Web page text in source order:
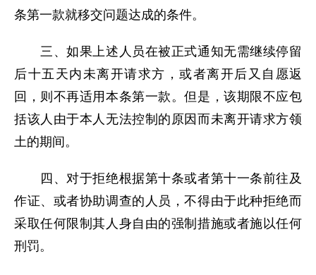
条第一款就移交问题达成的条件。
三、如果上述人员在被正式通知无需继续停留
后十五天内未离开请求方，或者离开后又自愿返
回，则不再适用本条第一款。但是，该期限不应包
括该人由于本人无法控制的原因而未离开请求方领
土的期间。
四、对于拒绝根据第十条或者第十一条前往及
作证、或者协助调查的人员，不得由于此种拒绝而
采取任何限制其人身自由的强制措施或者施以任何
刑罚。